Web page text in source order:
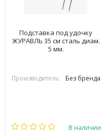
Подставка под удочку
ЖУРАВЛЬ 35 см сталь диам.
5 мм.
Производитель: Без бренда
В наличии